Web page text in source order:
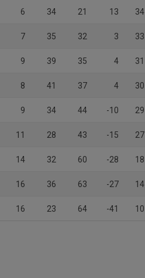
6 34 21 13 34
7 35 32 3 33
9 39 35 4 31
8 41 37 4 30
9 34 44 -10 29
11 28 43 -15 27
14 32 60 -28 18
16 36 63 -27 14
16 23 64 -41 10